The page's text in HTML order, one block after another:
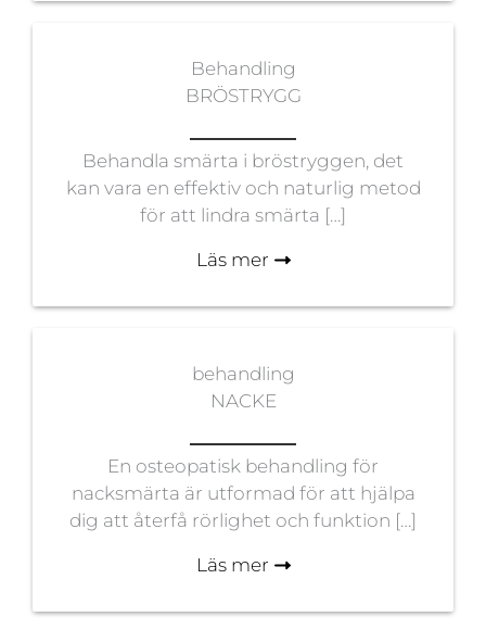
Behandling
BRÖSTRYGG
Behandla smärta i bröstryggen, det
kan vara en effektiv och naturlig metod
för att lindra smärta […]
Läs mer
behandling
NACKE
En osteopatisk behandling för
nacksmärta är utformad för att hjälpa
dig att återfå rörlighet och funktion […]
Läs mer